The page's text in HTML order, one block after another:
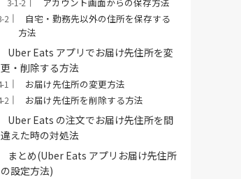
自宅・勤務先以外の住所を保存する
方法
Uber Eats アプリでお届け先住所を変
更・削除する方法
お届け先住所の変更方法
お届け先住所を削除する方法
Uber Eats の注文でお届け先住所を間
違えた時の対処法
まとめ(Uber Eats アプリお届け先住所
の設定方法)